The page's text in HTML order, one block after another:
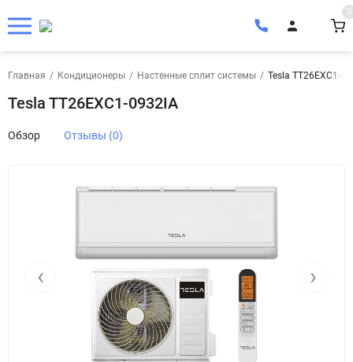
0
Главная / Кондиционеры / Настенные сплит системы / Tesla TT26EXC1-
Tesla TT26EXC1-0932IA
Обзор Отзывы (0)
‹ ›